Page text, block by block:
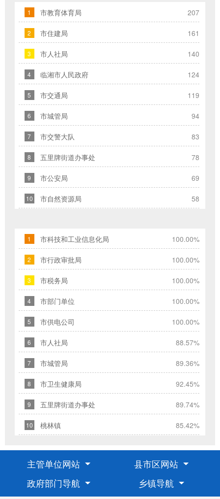
型；
快
1 市教育体育局 207
2 市住建局 161
3 市人社局 140
4 临湘市人民政府 124
5 市交通局 119
6 市城管局 94
7 市交警大队 83
8 五里牌街道办事处 78
9 市公安局 69
10 市自然资源局 58
1 市科技和工业信息化局 100.00%
2 市行政审批局 100.00%
3 市税务局 100.00%
4 市部门单位 100.00%
5 市供电公司 100.00%
6 市人社局 88.57%
7 市城管局 89.36%
8 市卫生健康局 92.45%
9 五里牌街道办事处 89.74%
10 桃林镇 85.42%
主管单位网站
县市区网站
政府部门导航
乡镇导航